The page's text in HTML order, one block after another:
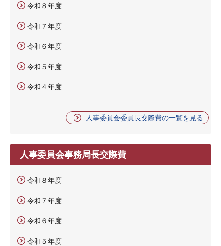
令和８年度
令和７年度
令和６年度
令和５年度
令和４年度
人事委員会委員長交際費の一覧を見る
人事委員会事務局長交際費
令和８年度
令和７年度
令和６年度
令和５年度